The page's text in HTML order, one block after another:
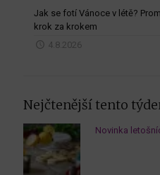
Jak se fotí Vánoce v létě?
krok za krokem
4.8.2026
Nejčtenější tento
Novinka